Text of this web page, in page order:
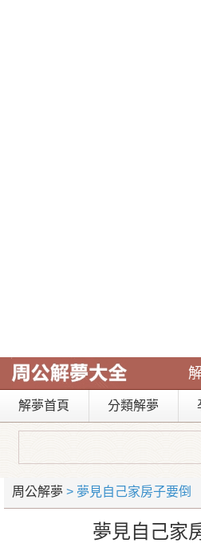
解夢首頁 分類解夢
周公解夢 > 夢見自己家房子要倒
夢見自己家